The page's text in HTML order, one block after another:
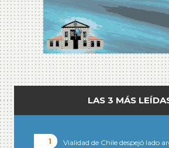
LAS 3 MÁS
Vialidad de Chile despejó lado